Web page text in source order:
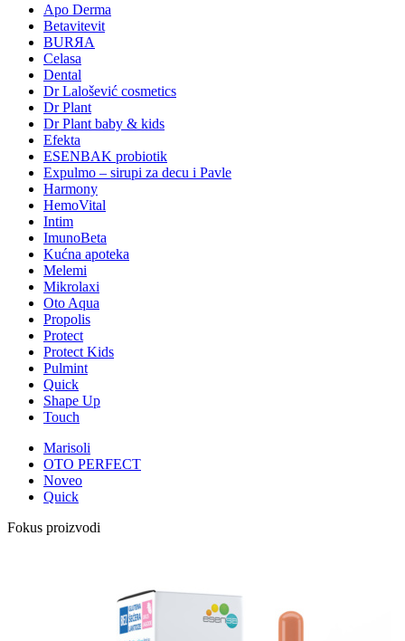
Apo Derma
Betavitevit
BURЯA
Celasa
Dental
Dr Lalošević cosmetics
Dr Plant
Dr Plant baby & kids
Efekta
ESENBAK probiotik
Expulmo – sirupi za decu i Pavle
Harmony
HemoVital
Intim
ImunoBeta
Kućna apoteka
Melemi
Mikrolaxi
Oto Aqua
Propolis
Protect
Protect Kids
Pulmint
Quick
Shape Up
Touch
Marisoli
OTO PERFECT
Noveo
Quick
Fokus proizvodi